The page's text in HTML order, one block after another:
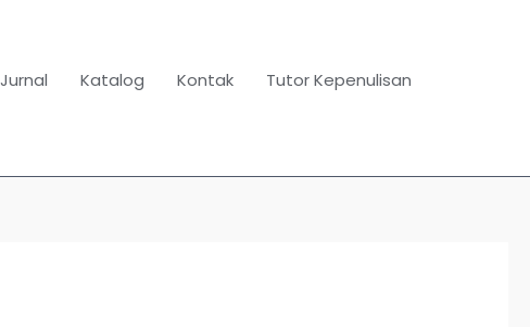
Katalog Kontak Tutor Kepenulisan